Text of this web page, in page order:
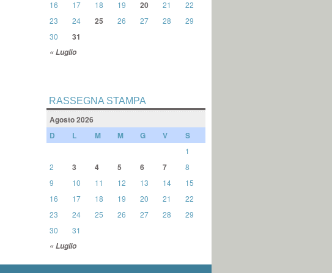
« Luglio
16
17 18 19 20 21
22
23
24 25 26 27 28
29
30
31
RASSEGNA STAMPA
Agosto 2026
D
L M M G V S
« Luglio
1
2
3 4 5 6 7
8
9
10 11 12 13 14
15
16
17 18 19 20 21
22
23
24 25 26 27 28
29
30
31